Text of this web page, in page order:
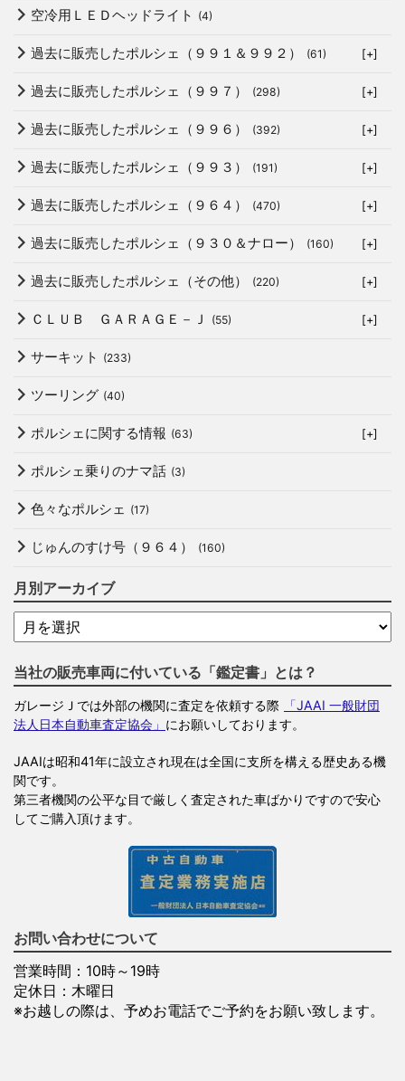
空冷用ＬＥＤヘッドライト (4)
過去に販売したポルシェ（９９１＆９９２） (61) [+]
過去に販売したポルシェ（９９７） (298) [+]
過去に販売したポルシェ（９９６） (392) [+]
過去に販売したポルシェ（９９３） (191) [+]
過去に販売したポルシェ（９６４） (470) [+]
過去に販売したポルシェ（９３０＆ナロー） (160) [+]
過去に販売したポルシェ（その他） (220) [+]
ＣＬＵＢ ＧＡＲＡＧＥ－Ｊ (55) [+]
サーキット (233)
ツーリング (40)
ポルシェに関する情報 (63) [+]
ポルシェ乗りのナマ話 (3)
色々なポルシェ (17)
じゅんのすけ号（９６４） (160)
月別アーカイブ
当社の販売車両に付いている「鑑定書」とは？
ガレージＪでは外部の機関に査定を依頼する際
「JAAI 一般財団
法人日本自動車査定協会」 にお願いしております。
JAAIは昭和41年に設立され現在は全国に支所を構える歴史ある機
関です。
第三者機関の公平な目で厳しく査定された車ばかりですので安心
してご購入頂けます。
お問い合わせについて
営業時間：10時～19時
定休日：木曜日
※お越しの際は、予めお電話でご予約をお願い致します。